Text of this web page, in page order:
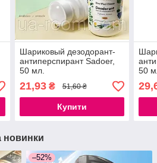
Шариковый дезодорант-
антиперспирант Sadoer,
50 мл.
21,93₴ 51,60 ₴
Купити
50
новинки
–52%